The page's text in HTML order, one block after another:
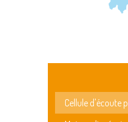
Cellule d'écoute